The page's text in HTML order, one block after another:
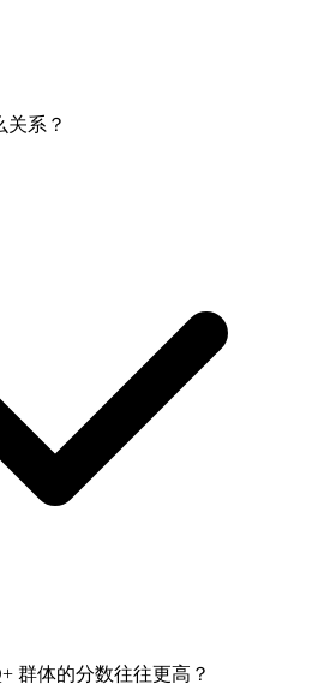
关系？
群体的分数往往更高？